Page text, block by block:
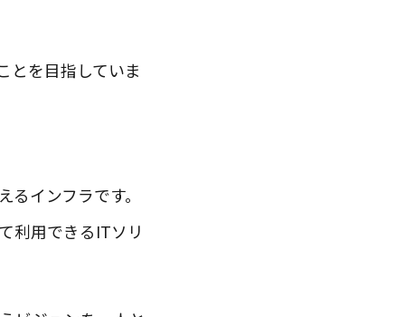
とを目指していま
インフラです。
利用できるITソリ